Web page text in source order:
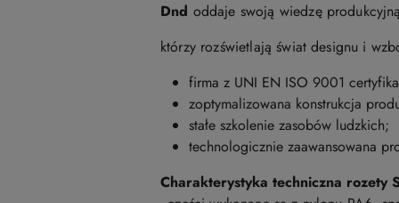
Dnd oddaje swoją wiedzę
którzy rozświetlają świat designu i
firma z UNI EN ISO 9001
zoptymalizowana konstrukcja
stałe szkolenie zasobów ludzkich;
technologicznie zaawansowana
Charakterystyka techniczna rozety